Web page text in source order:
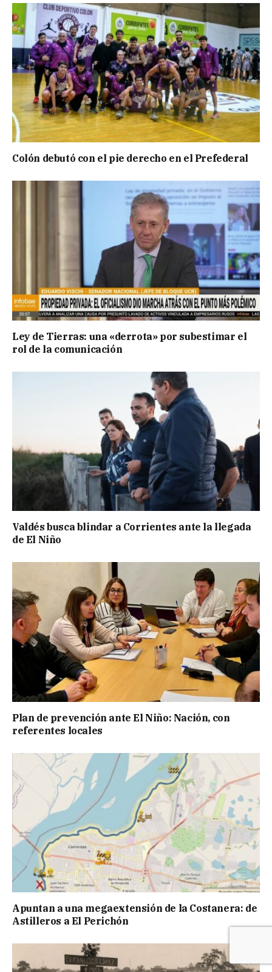
Colón debutó con el pie derecho en el Prefederal
Ley de Tierras: una «derrota» por subestimar el
rol de la comunicación
Valdés busca blindar a Corrientes ante la llegada
de El Niño
Plan de prevención ante El Niño: Nación, con
referentes locales
Apuntan a una megaextensión de la Costanera: de
Astilleros a El Perichón